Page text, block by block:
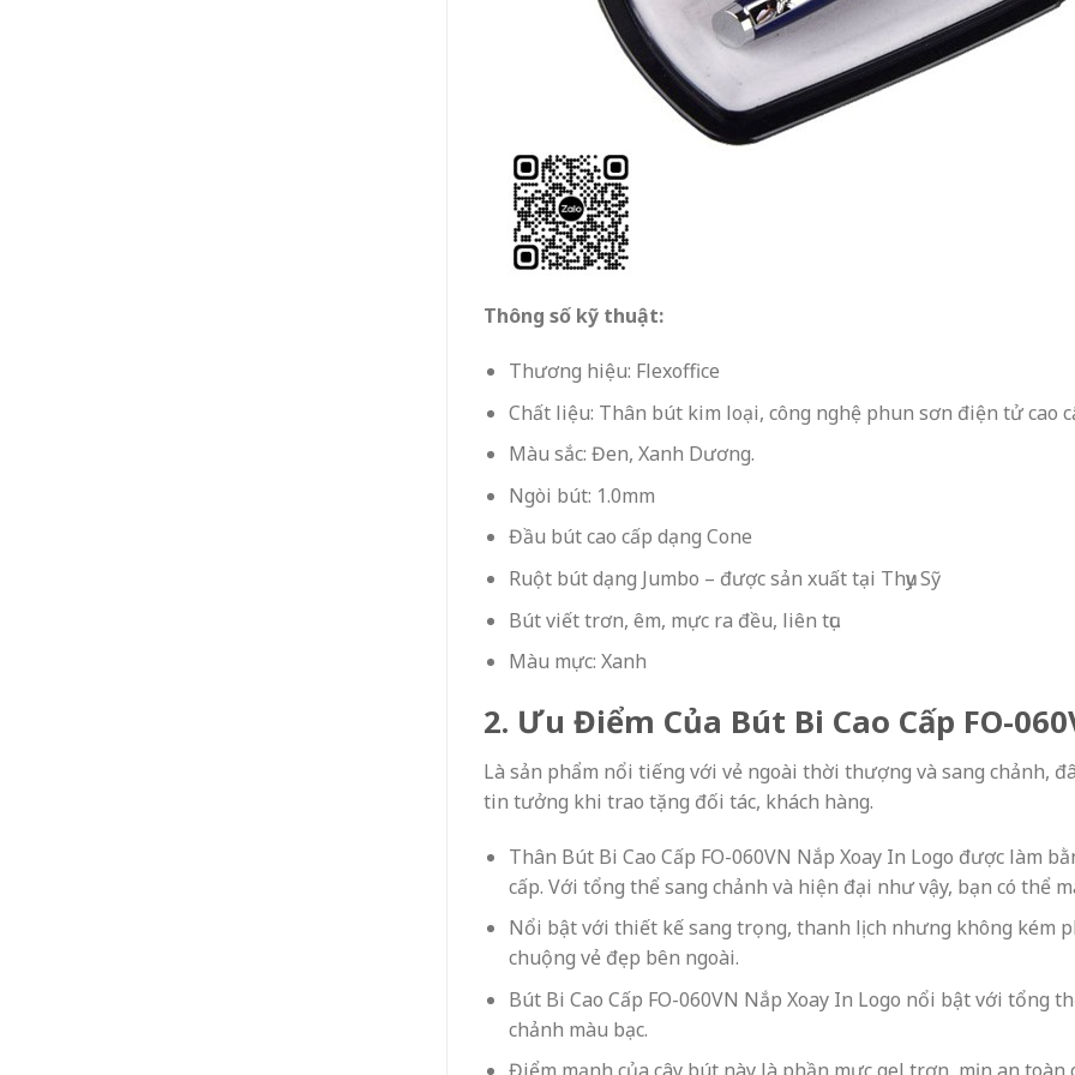
Thông số kỹ thuật:
Thương hiệu: Flexoffice
Chất liệu: Thân bút kim loại, công nghệ phun sơn điện tử cao
Màu sắc: Đen, Xanh Dương.
Ngòi bút: 1.0mm
Đầu bút cao cấp dạng Cone
Ruột bút dạng Jumbo – được sản xuất tại Thụy Sỹ
Bút viết trơn, êm, mực ra đều, liên tục.
Màu mực: Xanh
2. Ưu Điểm Của Bút Bi Cao Cấp FO-
Là sản phẩm nổi tiếng với vẻ ngoài thời thượng và sang chảnh,
tin tưởng khi trao tặng đối tác, khách hàng.
Thân Bút Bi Cao Cấp FO-060VN Nắp Xoay In Logo được làm
cấp. Với tổng thể sang chảnh và hiện đại như vậy, bạn có thể
Nổi bật với thiết kế sang trọng, thanh lịch nhưng không kém
chuộng vẻ đẹp bên ngoài.
Bút Bi Cao Cấp FO-060VN Nắp Xoay In Logo nổi bật với tổng
chảnh màu bạc.